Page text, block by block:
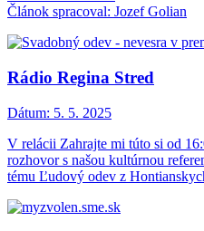
Článok spracoval: Jozef Golian
Rádio Regina Stred
Dátum: 5. 5. 2025
V relácii Zahrajte mi túto si od
rozhovor s našou kultúrnou
tému Ľudový odev z